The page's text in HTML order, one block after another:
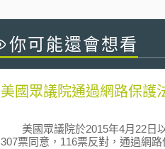
你可能還會想看
美國眾議院通過網路保護
美國眾議院於2015年4月22日
307票同意，116票反對，通過網路